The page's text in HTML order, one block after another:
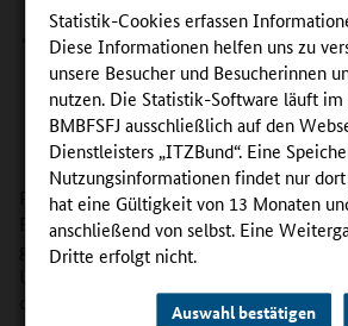
Statistik-Cookies erfassen
Diese Informationen helfen uns zu
unsere Besucher und Besucherinnen
nutzen. Die Statistik-Software läuft im
BMBFSFJ ausschließlich auf den
Dienstleisters „ITZBund“. Eine
Nutzungsinformationen findet nur
hat eine Gültigkeit von 13 Monaten
anschließend von selbst. Eine
Dritte erfolgt nicht.
Auswahl bestätigen
Berufsspezialist“ festgestellt.
Geschäftsführer Markus Dodel von
muss davon keiner überzeugen: Sein
Berufsspezialist für intelligente
Systemvernetzung“ nimmt ihm als
viel Arbeit ab.
Parallel laufen Transfer und Verstetigung
Ergebnisse: Neben dem Bericht vom
gibt es hierzu Updates aus den Projekten
diesem Jahr ihre lang erwarteten